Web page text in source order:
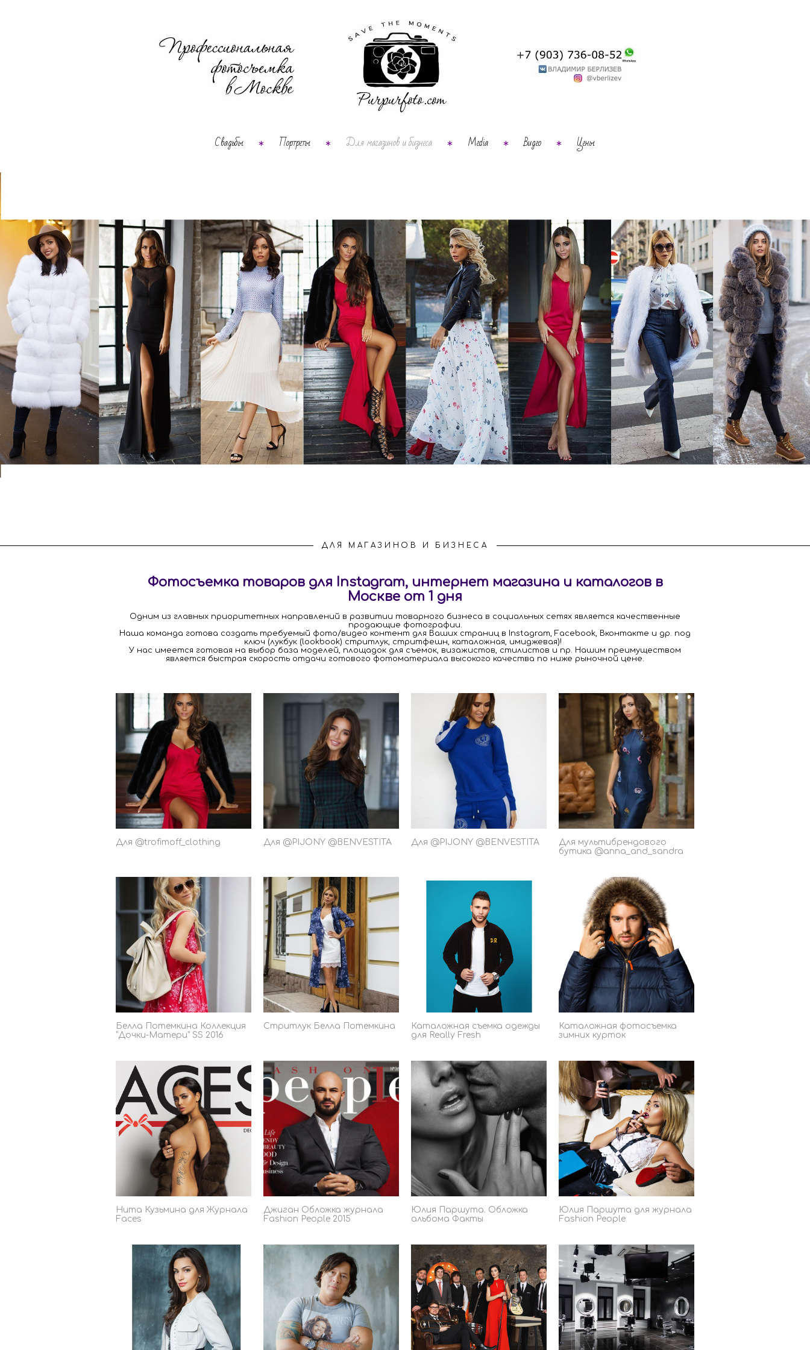
Свадьбы ∗ Портреты ∗ Для магазинов и бизнеса ∗ Media ∗ Видео ∗ Цены
ДЛЯ МАГАЗИНОВ И БИЗНЕСА
Фотосъемка товаров для Instagram, интернет магазина и каталогов в
Москве от 1 дня
Одним из главных приоритетных направлений в развитии товарного бизнеса в социальных сетях является качественные
продающие фотографии.
Наша команда готова создать требуемый фото/видео контент для Ваших страниц в Instagram, Facebook, Вконтакте и др. под
ключ (лукбук (lookbook) стритлук, стритфешн, каталожная, имиджевая)!
У нас имеется готовая на выбор база моделей, площадок для съемок, визажистов, стилистов и пр. Нашим преимуществом
является быстрая скорость отдачи готового фотоматериала высокого качества по ниже рыночной цене.
Для @trofimoff_clothing Для @PIJONY @BENVESTITA Для @PIJONY @BENVESTITA
Для мультибрендового
бутика @anna_and_sandra
Белла Потемкина Коллекция
"Дочки-Матери" SS 2016
Стритлук Белла Потемкина
Каталожная съемка одежды
для Really Fresh
Каталожная фотосъемка
зимних курток
Нита Кузьмина для Журнала
Faces
Джиган Обложка журнала
Fashion People 2015
Юлия Паршута. Обложка
альбома Факты
Юлия Паршута для журнала
Fashion People